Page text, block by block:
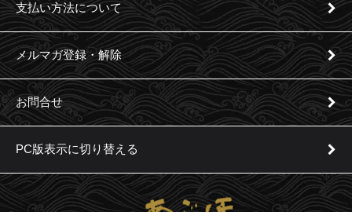
支払い方法について
メルマガ登録・解除
お問合せ
PC版表示に切り替える